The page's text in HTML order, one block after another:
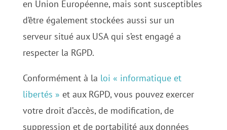
en Union Européenne, mais sont susceptibles
d’être également stockées aussi sur un
serveur situé aux USA qui s’est engagé a
respecter la RGPD.
Conformément à la loi « informatique et
libertés » et aux RGPD, vous pouvez exercer
votre droit d’accès, de modification, de
suppression et de portabilité aux données